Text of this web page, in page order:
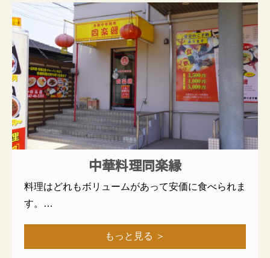
中華料理同楽縁
料理はどれもボリュームがあって安価に食べられま
す。…
もっと見る ＞